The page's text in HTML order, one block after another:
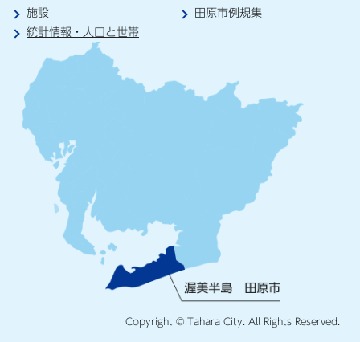
施設
田原市例規集
統計情報・人口と世帯
Copyright © Tahara City. All Rights Reserved.